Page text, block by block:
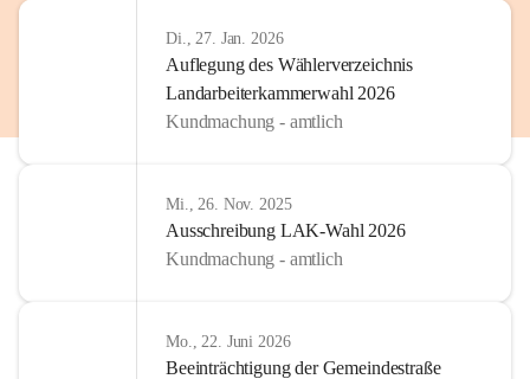
Di., 27. Jan. 2026
Auflegung des Wählerverzeichnis
Landarbeiterkammerwahl 2026
Kundmachung - amtlich
Mi., 26. Nov. 2025
Ausschreibung LAK-Wahl 2026
Kundmachung - amtlich
Mo., 22. Juni 2026
Beeinträchtigung der Gemeindestraße